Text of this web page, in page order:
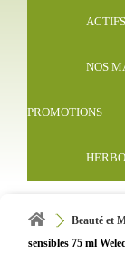
NOS
PROMOTIONS
Beauté et
sensibles 75 ml